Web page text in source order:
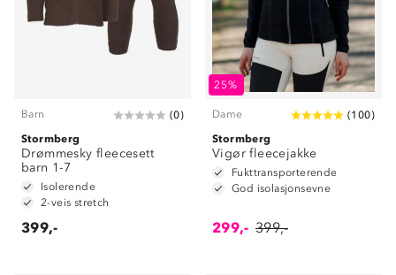
Barn (0)
Stormberg
Drømmesky fleecesett
barn 1-7
Isolerende
2-veis stretch
399,-
25%
Dame (100)
Stormberg
Vigør fleecejakke
Fukttransporterende
God isolasjonsevne
299,- 399,-